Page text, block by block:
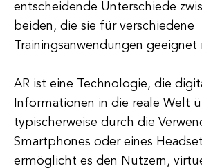
entscheidende Unterschiede
beiden, die sie für verschiedene
Trainingsanwendungen geeignet
AR ist eine Technologie, die
Informationen in die reale Welt
typischerweise durch die
Smartphones oder eines
ermöglicht es den Nutzern,